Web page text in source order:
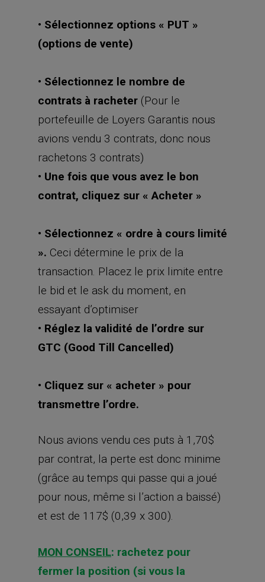
• Sélectionnez options « PUT »
(options de vente)
• Sélectionnez le nombre de
contrats à racheter (Pour le
portefeuille de Loyers Garantis nous
avions vendu 3 contrats, donc nous
rachetons 3 contrats)
• Une fois que vous avez le bon
contrat, cliquez sur « Acheter »
• Sélectionnez « ordre à cours limité
». Ceci détermine le prix de la
transaction. Placez le prix limite entre
le bid et le ask du moment, en
essayant d’optimiser
• Réglez la validité de l’ordre sur
GTC (Good Till Cancelled)
• Cliquez sur « acheter » pour
transmettre l’ordre.
Nous avions vendu ces puts à 1,70$
par contrat, la perte est donc minime
(grâce au temps qui passe qui a joué
pour nous, même si l’action a baissé)
et est de 117$ (0,39 x 300).
MON CONSEIL: rachetez pour
fermer la position (si vous la